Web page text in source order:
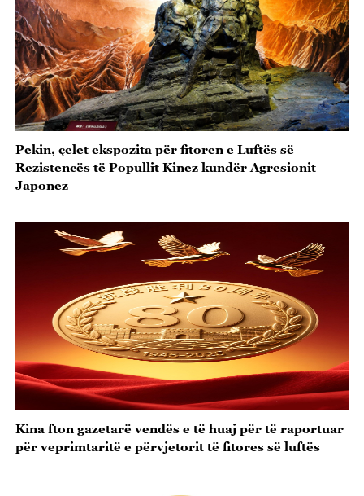
Pekin, çelet ekspozita për fitoren e Luftës së
Rezistencës të Popullit Kinez kundër Agresionit
Japonez
Kina fton gazetarë vendës e të huaj për të raportuar
për veprimtaritë e përvjetorit të fitores së luftës